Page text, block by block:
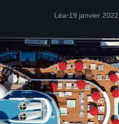
Léa•19 janvier 2022